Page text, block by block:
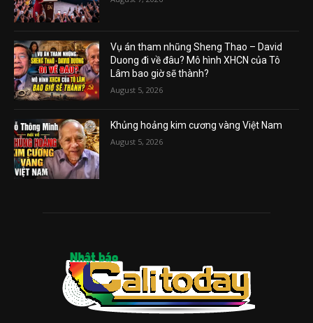
Vụ án tham nhũng Sheng Thao – David
Duong đi về đâu? Mô hình XHCN của Tô
Lâm bao giờ sẽ thành?
August 5, 2026
Khủng hoảng kim cương vàng Việt Nam
August 5, 2026